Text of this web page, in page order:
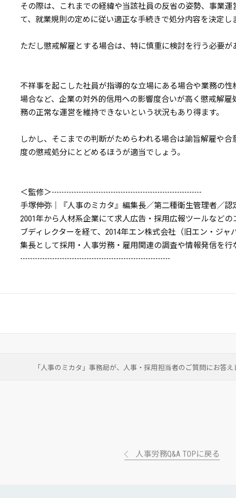
その際は、これまでの経緯や当該社員の反省の姿勢、事業
て、就業規則の定めに従い適正な手続きで処分内容を決定し
ただし懲戒解雇とする場合は、特に慎重に検討を行う必要が
不祥事を起こした社員が指導的な立場にある場合や業務の
場合など、企業の対外的信用への影響度合いが高く懲戒解
務の正常な運営を維持できないという状況もあり得ます。
しかし、そこまでの判断がためらわれる場合は諭旨解雇や
度の懲戒処分にとどめるほうが適当でしょう。
＜監修＞-------------------------------------------------------------
手塚伸弥｜『人事のミカタ』編集長／第二種衛生管理者／認
2001年から人材系企業にて求人広告・採用広報ツールなどの
ブディレクターを経て、2014年エン株式会社（旧エン・ジ
集長として採用・人事労務・雇用関連の調査や情報発信を行
-------------------------------------------------------------
「人事のミカタ」事務局が、 人事・採用担当者のご質問にお答え
人事労務Q&A TOPに戻る